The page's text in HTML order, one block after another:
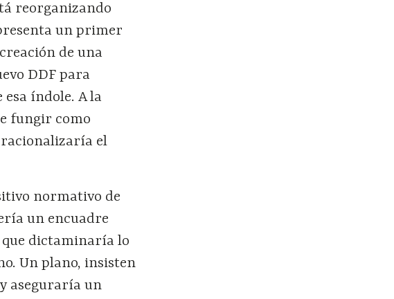
reorganizando
un primer
de una
DDF para
índole. A la
fungir como
racionalizaría el
normativo de
un encuadre
dictaminaría lo
Un plano, insisten
aseguraría un